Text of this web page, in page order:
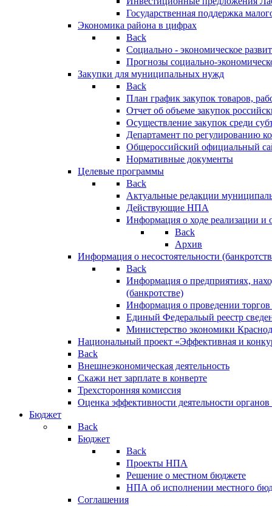
Государственная поддержка
Экономика района в цифрах
Back
Социально - экономическое
Прогнозы социально-
Закупки для муниципальных нужд
Back
План график закупок товаров,
Отчет об объеме закупок
Осуществление закупок среди
Департамент по регулированию
Общероссийский официальный
Нормативные документы
Целевые программы
Back
Актуальные редакции
Действующие НПА
Информация о ходе реализации
Back
Архив
Информация о несостоятельности
Back
Информация о предприятиях,
(банкротстве)
Информация о проведении
Единый Федеральый реестр
Министерство экономики
Национальный проект «Эффективная и
Back
Внешнеэкономическая деятельность
Скажи нет зарплате в конверте
Трехсторонняя комиссия
Оценка эффективности деятельности
Бюджет
Back
Бюджет
Back
Проекты НПА
Решение о местном бюджете
НПА об исполнении местного
Соглашения